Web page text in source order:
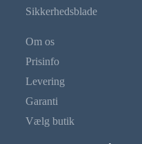
Sikkerhedsblade
Om os
Prisinfo
Levering
Garanti
Vælg butik